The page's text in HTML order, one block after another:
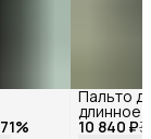
71% 10 840 ₽
Пальто
длинное